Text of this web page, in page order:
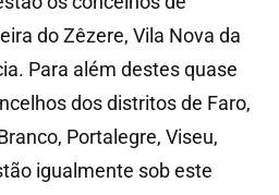
do Zêzere, Vila Nova da
Para além destes quase
dos distritos de Faro,
Portalegre, Viseu,
igualmente sob este